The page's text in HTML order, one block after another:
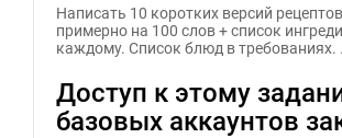
Написать 10 коротких версий
примерно на 100 слов + список
каждому. Список блюд в требованиях.
Доступ к этому
базовых аккаунтов